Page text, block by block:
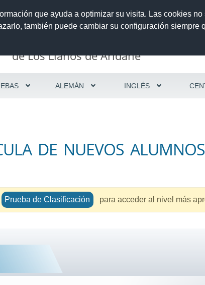
que ayuda a optimizar su visita. Las cookies
también puede cambiar su configuración siempre
ALEMÁN INGLÉS
700 Pincel Ekade Facebook
DE NUEVOS ALUMNOS
Prueba de Clasificación para acceder al nivel más